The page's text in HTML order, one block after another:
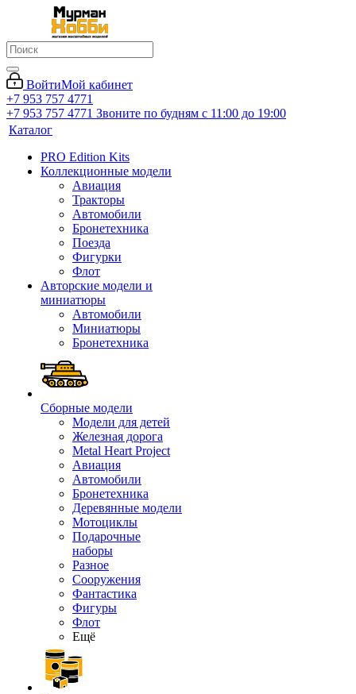
ВойтиМой кабинет
+7 953 757 4771
+7 953 757 4771 Звоните по будням с 11:00 до 19:00
Каталог
PRO Edition Kits
Коллекционные модели
Авиация
Тракторы
Автомобили
Бронетехника
Поезда
Фигурки
Флот
Авторские модели и
миниатюры
Автомобили
Миниатюры
Бронетехника
Сборные модели
Модели для детей
Железная дорога
Metal Heart Project
Авиация
Автомобили
Бронетехника
Деревянные модели
Мотоциклы
Подарочные
наборы
Разное
Сооружения
Фантастика
Фигуры
Флот
Ещё